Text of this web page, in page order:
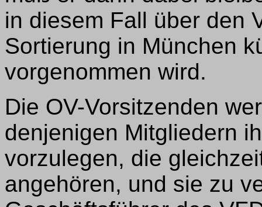
in diesem Fall über den
Sortierung in München
vorgenommen wird.
Die OV-Vorsitzenden
denjenigen Mitgliedern
vorzulegen, die
angehören, und sie zu